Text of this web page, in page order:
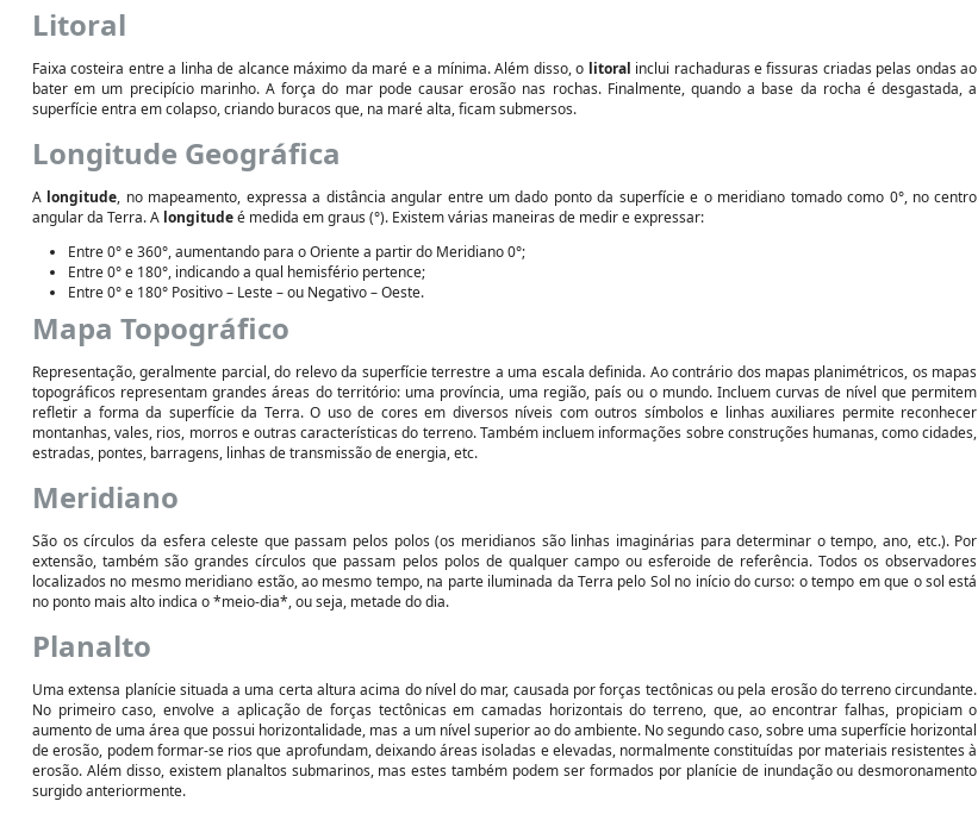
Litoral
Faixa costeira entre a linha de alcance máximo da maré e a mínima. Além disso, o litoral inclui rachaduras e fissuras criadas pelas ondas ao
bater em um precipício marinho. A força do mar pode causar erosão nas rochas. Finalmente, quando a base da rocha é desgastada, a
superfície entra em colapso, criando buracos que, na maré alta, ficam submersos.
Longitude Geográfica
A longitude, no mapeamento, expressa a distância angular entre um dado ponto da superfície e o meridiano tomado como 0°, no centro
angular da Terra. A longitudeé medida em graus (°). Existem várias maneiras de medir e expressar:
Entre 0° e 360°, aumentando para o Oriente a partir do Meridiano 0°;
Entre 0° e 180°, indicando a qual hemisfério pertence;
Entre 0° e 180° Positivo – Leste – ou Negativo – Oeste.
Mapa Topográfico
Representação, geralmente parcial, do relevo da superfície terrestre a uma escala definida. Ao contrário dos mapas planimétricos, os mapas
topográficos representam grandes áreas do território: uma província, uma região, país ou o mundo. Incluem curvas de nível que permitem
refletir a forma da superfície da Terra. O uso de cores em diversos níveis com outros símbolos e linhas auxiliares permite reconhecer
montanhas, vales, rios, morros e outras características do terreno. Também incluem informações sobre construções humanas, como cidades,
estradas, pontes, barragens, linhas de transmissão de energia, etc.
Meridiano
São os círculos da esfera celeste que passam pelos polos (os meridianos são linhas imaginárias para determinar o tempo, ano, etc.). Por
extensão, também são grandes círculos que passam pelos polos de qualquer campo ou esferoide de referência. Todos os observadores
localizados no mesmo meridiano estão, ao mesmo tempo, na parte iluminada da Terra pelo Sol no início do curso: o tempo em que o sol está
no ponto mais alto indica o *meio-dia*, ou seja, metade do dia.
Planalto
Uma extensa planície situada a uma certa altura acima do nível do mar, causada por forças tectônicas ou pela erosão do terreno circundante.
No primeiro caso, envolve a aplicação de forças tectônicas em camadas horizontais do terreno, que, ao encontrar falhas, propiciam o
aumento de uma área que possui horizontalidade, mas a um nível superior ao do ambiente. No segundo caso, sobre uma superfície horizontal
de erosão, podem formar-se rios que aprofundam, deixando áreas isoladas e elevadas, normalmente constituídas por materiais resistentes à
erosão. Além disso, existem planaltos submarinos, mas estes também podem ser formados por planície de inundação ou desmoronamento
surgido anteriormente.